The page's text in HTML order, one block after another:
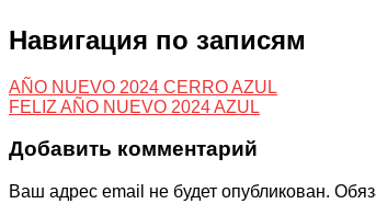
Навигация по записям
AÑO NUEVO 2024 CERRO AZUL
FELIZ AÑO NUEVO 2024 AZUL
Добавить комментарий
Ваш адрес email не будет опубликован.